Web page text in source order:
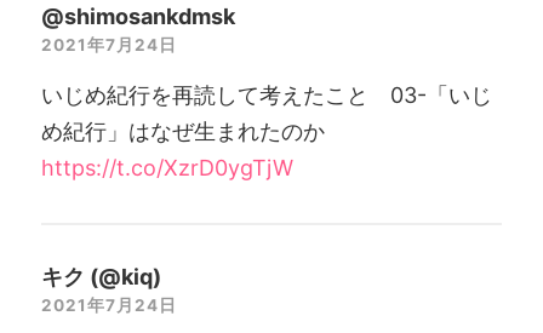
@shimosankdmsk
2021年7月24日
いじめ紀行を再読して考えたこと 03-「いじ
め紀行」はなぜ生まれたのか
https://t.co/XzrD0ygTjW
キク (@kiq)
2021年7月24日